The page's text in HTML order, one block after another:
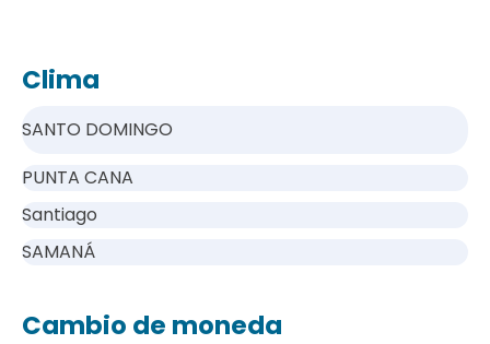
Clima
SANTO DOMINGO
PUNTA CANA
Santiago
SAMANÁ
Cambio de moneda